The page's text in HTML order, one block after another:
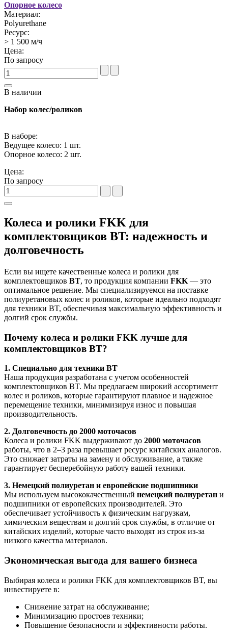
Опорное колесо
Материал:
Polyurethane
Ресурс:
> 1 500 м/ч
Цена:
По запросу
В наличии
Набор колес/роликов
В наборе:
Ведущее колесо: 1 шт.
Опорное колесо: 2 шт.
Цена:
По запросу
Колеса и ролики FKK для
комплектовщиков BT: надежность и
долговечность
Если вы ищете качественные колеса и ролики для
комплектовщиков BT, то продукция компании FKK — это
оптимальное решение. Мы специализируемся на поставке
полиуретановых колес и роликов, которые идеально подходят
для техники BT, обеспечивая максимальную эффективность и
долгий срок службы.
Почему колеса и ролики FKK лучше для
комплектовщиков BT?
1. Специально для техники BT
Наша продукция разработана с учетом особенностей
комплектовщиков BT. Мы предлагаем широкий ассортимент
колес и роликов, которые гарантируют плавное и надежное
перемещение техники, минимизируя износ и повышая
производительность.
2. Долговечность до 2000 моточасов
Колеса и ролики FKK выдерживают до 2000 моточасов
работы, что в 2–3 раза превышает ресурс китайских аналогов.
Это снижает затраты на замену и обслуживание, а также
гарантирует бесперебойную работу вашей техники.
3. Немецкий полиуретан и европейские подшипники
Мы используем высококачественный немецкий полиуретан и
подшипники от европейских производителей. Это
обеспечивает устойчивость к физическим нагрузкам,
химическим веществам и долгий срок службы, в отличие от
китайских изделий, которые часто выходят из строя из-за
низкого качества материалов.
Экономическая выгода для вашего бизнеса
Выбирая колеса и ролики FKK для комплектовщиков BT, вы
инвестируете в:
Снижение затрат на обслуживание;
Минимизацию простоев техники;
Повышение безопасности и эффективности работы.